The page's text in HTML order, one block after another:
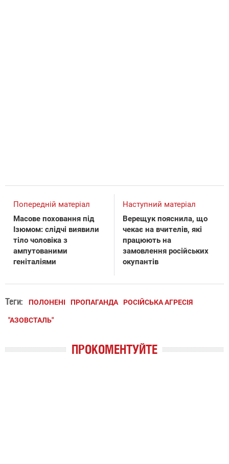
Попередній матеріал
Масове поховання під
Ізюмом: слідчі виявили
тіло чоловіка з
ампутованими
геніталіями
Наступний матеріал
Верещук пояснила, що
чекає на вчителів, які
працюють на
замовлення російських
окупантів
Теги: ПОЛОНЕНІ ПРОПАГАНДА РОСІЙСЬКА АГРЕСІЯ
"АЗОВСТАЛЬ"
ПРОКОМЕНТУЙТЕ